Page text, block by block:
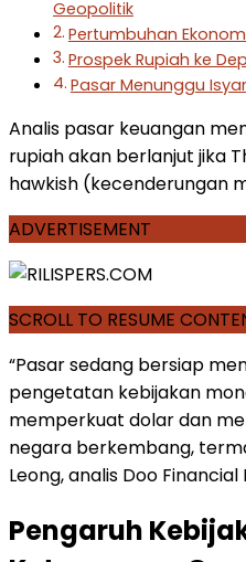
Geopolitik
Pertumbuhan
Prospek Rupiah ke
Pasar Menunggu
Analis pasar keuangan
rupiah akan berlanjut jika
hawkish (kecenderungan
ADVERTISEMENT
SCROLL TO RESUME
“Pasar sedang bersiap
pengetatan kebijakan
memperkuat dolar dan
negara berkembang,
Leong, analis Doo Financial
Pengaruh